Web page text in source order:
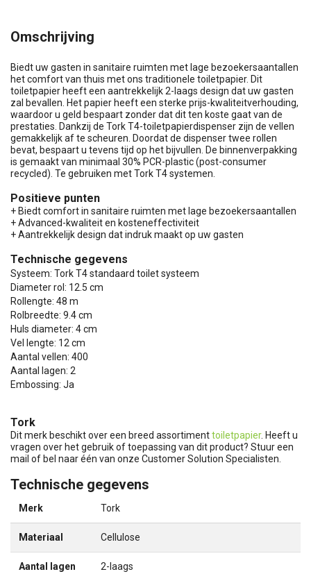
Omschrijving
Biedt uw gasten in sanitaire ruimten met lage bezoekersaantallen
het comfort van thuis met ons traditionele toiletpapier. Dit
toiletpapier heeft een aantrekkelijk 2-laags design dat uw gasten
zal bevallen. Het papier heeft een sterke prijs-kwaliteitverhouding,
waardoor u geld bespaart zonder dat dit ten koste gaat van de
prestaties. Dankzij de Tork T4-toiletpapierdispenser zijn de vellen
gemakkelijk af te scheuren. Doordat de dispenser twee rollen
bevat, bespaart u tevens tijd op het bijvullen. De binnenverpakking
is gemaakt van minimaal 30% PCR-plastic (post-consumer
recycled). Te gebruiken met Tork T4 systemen.
Positieve punten
+ Biedt comfort in sanitaire ruimten met lage bezoekersaantallen
+ Advanced-kwaliteit en kosteneffectiviteit
+ Aantrekkelijk design dat indruk maakt op uw gasten
Technische gegevens
Systeem: Tork T4 standaard toilet systeem
Diameter rol: 12.5 cm
Rollengte: 48 m
Rolbreedte: 9.4 cm
Huls diameter: 4 cm
Vel lengte: 12 cm
Aantal vellen: 400
Aantal lagen: 2
Embossing: Ja
Tork
Dit merk beschikt over een breed assortimenttoiletpapier. Heeft u
vragen over het gebruik of toepassing van dit product? Stuur een
mail of bel naar één van onze Customer Solution Specialisten.
Technische gegevens
Merk Tork
Materiaal Cellulose
Aantal lagen 2-laags